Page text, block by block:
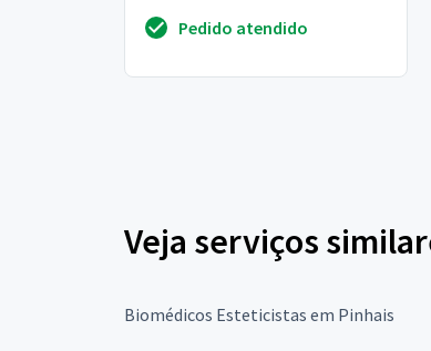
procedimentos a...
Pedido atendido
Veja serviços
Biomédicos Esteticistas em Pinhais